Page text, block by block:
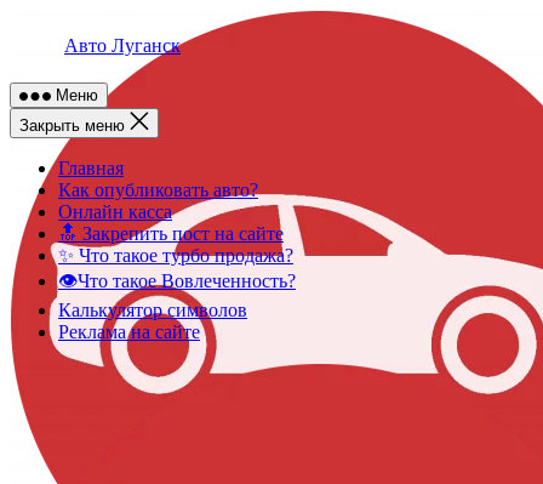
Авто Луганск
Меню
Закрыть меню
Главная
Как опубликовать авто?
Онлайн касса
🔝 Закрепить пост на сайте
✨ Что такое турбо продажа?
👁️Что такое Вовлеченность?
Калькулятор символов
Реклама на сайте